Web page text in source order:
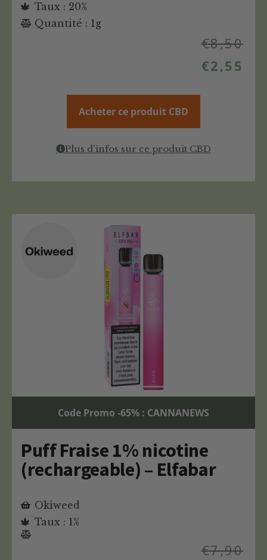
Taux : 20%
Quantité : 1g
€8,50
€2,55
Acheter ce produit CBD
Plus d'infos sur ce produit CBD
Code Promo -65% : CANNANEWS
Puff Fraise 1% nicotine
(rechargeable) – Elfabar
Okiweed
Taux : 1%
€7,90